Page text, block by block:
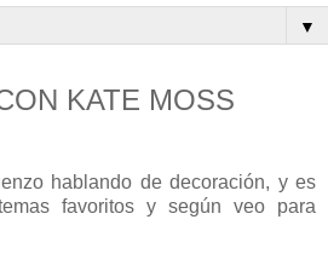
▼
KATE MOSS
hablando de decoración, y es
favoritos y según veo para